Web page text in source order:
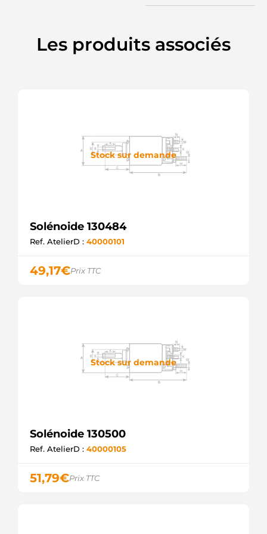
Les produits associés
Stock sur demande
Solénoide 130484
Ref. AtelierD : 40000101
49,17€Prix TTC
Stock sur demande
Solénoide 130500
Ref. AtelierD : 40000105
51,79€Prix TTC